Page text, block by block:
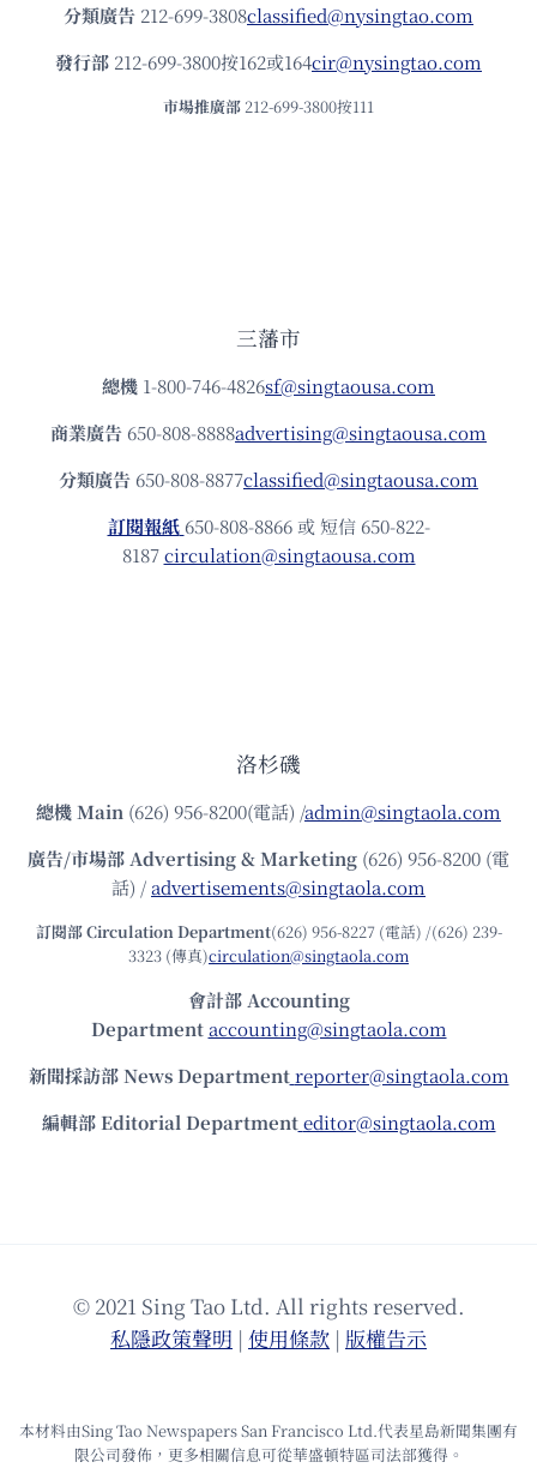
分類廣告 212-699-3808classified@nysingtao.com
發⾏部 212-699-3800按162或164cir@nysingtao.com
市場推廣部 212-699-3800按111
三藩市
總機 1-800-746-4826sf@singtaousa.com
商業廣告 650-808-8888advertising@singtaousa.com
分類廣告 650-808-8877classified@singtaousa.com
訂閱報紙 650-808-8866 或 短信 650-822-
8187circulation@singtaousa.com
洛杉磯
總機Main (626) 956-8200(電話) /admin@singtaola.com
廣告/市場部Advertising & Marketing (626) 956-8200 (電
話) /advertisements@singtaola.com
訂閱部 Circulation Department(626) 956-8227 (電話) /(626) 239-
3323 (傳真)circulation@singtaola.com
會計部 Accounting
Department accounting@singtaola.com
新聞採訪部 News Department reporter@singtaola.com
編輯部 Editorial Department editor@singtaola.com
© 2021 Sing Tao Ltd. All rights reserved.
私隱政策聲明 | 使⽤條款 | 版權告⽰
本材料由Sing Tao Newspapers San Francisco Ltd.代表星島新聞集團有
限公司發佈，更多相關信息可從華盛頓特區司法部獲得。